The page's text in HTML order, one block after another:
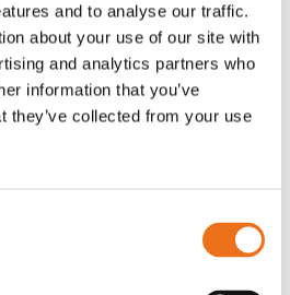
and to analyse our traffic.
about your use of our site with
and analytics partners who
information that you’ve
they’ve collected from your use
Lägg till i varukorg
Grön truckknapp
A00220
530kr (ex. moms)